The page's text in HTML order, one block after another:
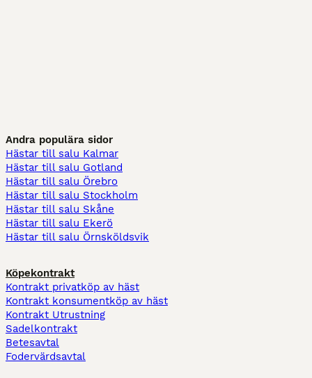
Andra populära sidor
Hästar till salu Kalmar
Hästar till salu Gotland
Hästar till salu Örebro
Hästar till salu Stockholm
Hästar till salu Skåne
Hästar till salu Ekerö
Hästar till salu Örnsköldsvik
Köpekontrakt
Kontrakt privatköp av häst
Kontrakt konsumentköp av häst
Kontrakt Utrustning
Sadelkontrakt
Betesavtal
Fodervärdsavtal